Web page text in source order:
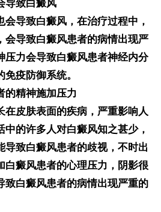
致白癜风
导致白癜风，在治疗过程中，
会导致白癜风患者的病情出现严
压力会导致白癜风患者神经内分
疫防御系统。
精神施加压力
皮肤表面的疾病，严重影响人
中的许多人对白癜风知之甚少，
导致白癜风患者的歧视，不时出
白癜风患者的心理压力，阴影很
致白癜风患者的病情出现严重的